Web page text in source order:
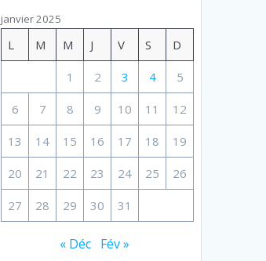
janvier 2025
L M M J V S D
1 2 3 4 5
6 7 8 9 10 11 12
13 14 15 16 17 18 19
20 21 22 23 24 25 26
27 28 29 30 31
« Déc Fév »